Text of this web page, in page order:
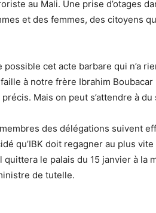
au Mali. Une prise d’otages
et des femmes, des citoyens
cet acte barbare qui n’a
à notre frère Ibrahim Boubacar
Mais on peut s’attendre à
des délégations suivent
qu’IBK doit regagner au plus vite
le palais du 15 janvier à la
de tutelle.